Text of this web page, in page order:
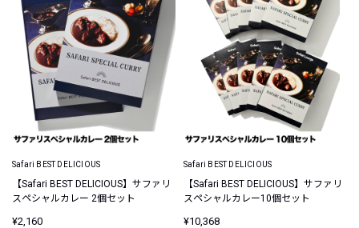
Safari BEST DELICIOUS
【Safari BEST DELICIOUS】サファリ
スペシャルカレー 2個セット
¥2,160
Safari BEST DELICIOUS
【Safari BEST DELICIOUS】サファリ
スペシャルカレー10個セット
¥10,368